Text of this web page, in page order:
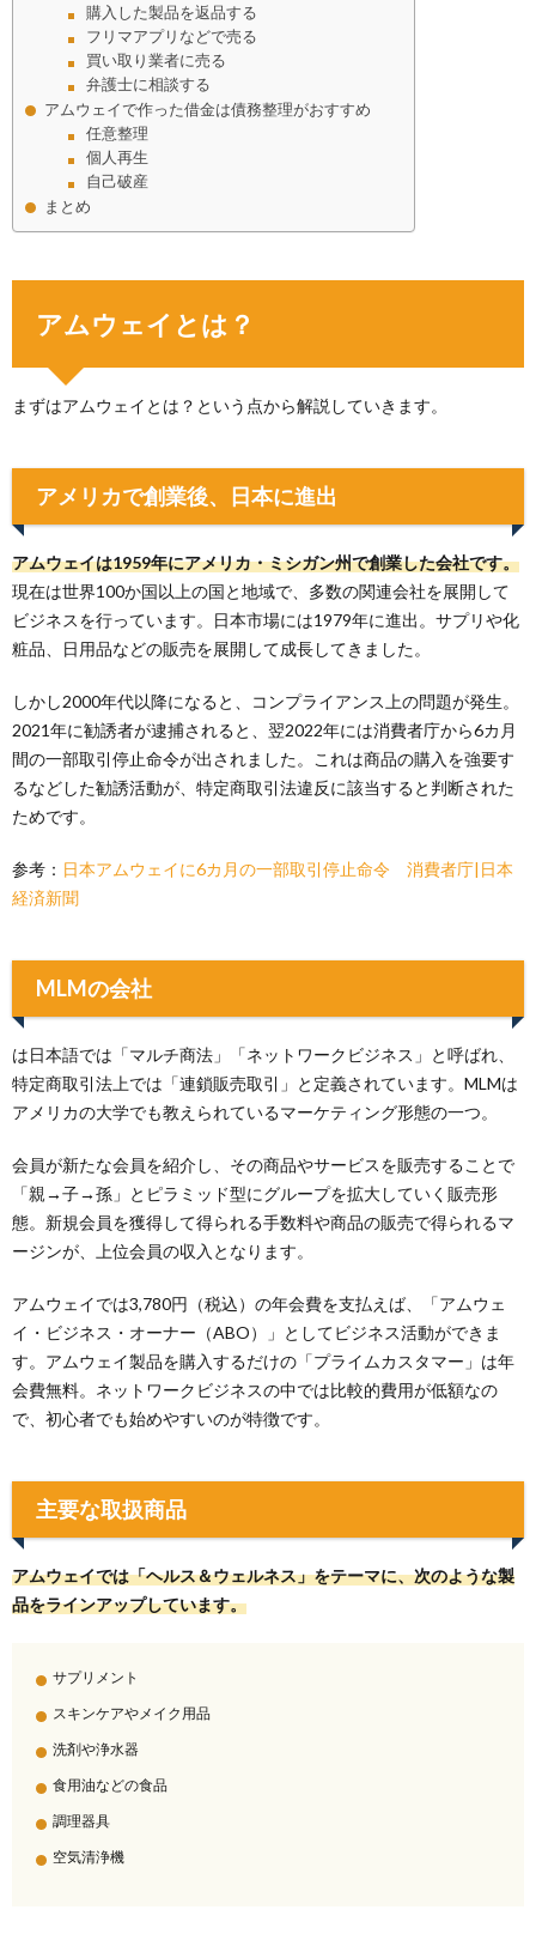
購入した製品を返品する
フリマアプリなどで売る
買い取り業者に売る
弁護士に相談する
アムウェイで作った借金は債務整理がおすすめ
任意整理
個人再生
自己破産
まとめ
アムウェイとは？
まずはアムウェイとは？という点から解説していきます。
アメリカで創業後、日本に進出
アムウェイは1959年にアメリカ・ミシガン州で創業した会社です。
現在は世界100か国以上の国と地域で、多数の関連会社を展開して
ビジネスを行っています。日本市場には1979年に進出。サプリや化
粧品、日用品などの販売を展開して成長してきました。
しかし2000年代以降になると、コンプライアンス上の問題が発生。
2021年に勧誘者が逮捕されると、翌2022年には消費者庁から6カ月
間の一部取引停止命令が出されました。これは商品の購入を強要す
るなどした勧誘活動が、特定商取引法違反に該当すると判断された
ためです。
参考： 日本アムウェイに6カ月の一部取引停止命令 消費者庁|日本
経済新聞
MLMの会社
は日本語では「マルチ商法」「ネットワークビジネス」と呼ばれ、
特定商取引法上では「連鎖販売取引」と定義されています。MLMは
アメリカの大学でも教えられているマーケティング形態の一つ。
会員が新たな会員を紹介し、その商品やサービスを販売することで
「親→子→孫」とピラミッド型にグループを拡大していく販売形
態。新規会員を獲得して得られる手数料や商品の販売で得られるマ
ージンが、上位会員の収入となります。
アムウェイでは3,780円（税込）の年会費を支払えば、「アムウェ
イ・ビジネス・オーナー（ABO）」としてビジネス活動ができま
す。アムウェイ製品を購入するだけの「プライムカスタマー」は年
会費無料。ネットワークビジネスの中では比較的費用が低額なの
で、初心者でも始めやすいのが特徴です。
主要な取扱商品
アムウェイでは「ヘルス＆ウェルネス」をテーマに、次のような製
品をラインアップしています。
サプリメント
スキンケアやメイク用品
洗剤や浄水器
食用油などの食品
調理器具
空気清浄機